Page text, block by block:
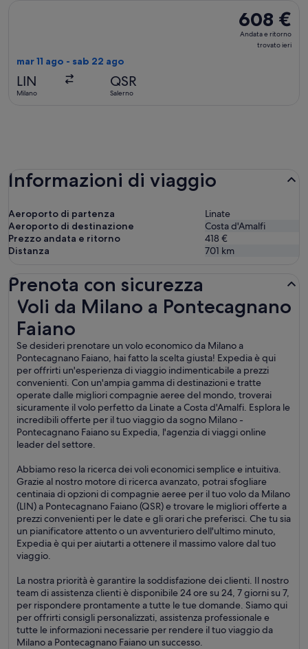
608 €
Andata
608 €
Andata e ritorno
trovato ieri
mar 11 ago - sab 22 ago
LIN
Milano
QSR
Salerno
Informazioni di viaggio
Aeroporto di partenza
Linate
Aeroporto di destinazione
Costa d'Amalfi
Prezzo andata e ritorno
418 €
Distanza
701 km
Prenota con sicurezza
Voli da Milano a Pontecagnano
Faiano
Se desideri prenotare un volo economico da Milano a
Pontecagnano Faiano, hai fatto la scelta giusta! Expedia è qui
per offrirti un'esperienza di viaggio indimenticabile a prezzi
convenienti. Con un'ampia gamma di destinazioni e tratte
operate dalle migliori compagnie aeree del mondo, troverai
sicuramente il volo perfetto da Linate a Costa d'Amalfi. Esplora le
incredibili offerte per il tuo viaggio da sogno Milano -
Pontecagnano Faiano su Expedia, l'agenzia di viaggi online
leader del settore.
Abbiamo reso la ricerca dei voli economici semplice e intuitiva.
Grazie al nostro motore di ricerca avanzato, potrai sfogliare
centinaia di opzioni di compagnie aeree per il tuo volo da Milano
(LIN) a Pontecagnano Faiano (QSR) e trovare le migliori offerte a
prezzi convenienti per le date e gli orari che preferisci. Che tu sia
un pianificatore attento o un avventuriero dell'ultimo minuto,
Expedia è qui per aiutarti a ottenere il massimo valore dal tuo
viaggio.
La nostra priorità è garantire la soddisfazione dei clienti. Il nostro
team di assistenza clienti è disponibile 24 ore su 24, 7 giorni su 7,
per rispondere prontamente a tutte le tue domande. Siamo qui
per offrirti consigli personalizzati, assistenza professionale e
tutte le informazioni necessarie per rendere il tuo viaggio da
Milano a Pontecagnano Faiano un successo.
Voli da Milano a Pontecagnano Faiano